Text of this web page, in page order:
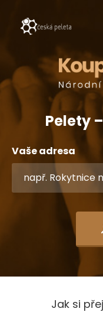
Pelety
Vaše adresa
Jak si